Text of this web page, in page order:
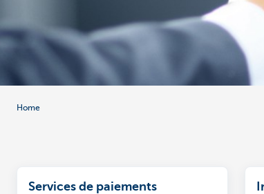
Corporate
Home
Services de paiements